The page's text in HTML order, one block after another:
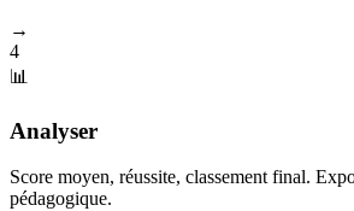
→
4
📊
Analyser
Score moyen, réussite, classement final.
pédagogique.